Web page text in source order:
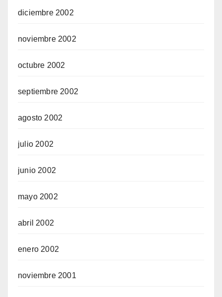
diciembre 2002
noviembre 2002
octubre 2002
septiembre 2002
agosto 2002
julio 2002
junio 2002
mayo 2002
abril 2002
enero 2002
noviembre 2001